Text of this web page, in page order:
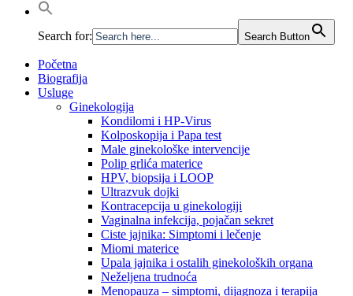
Search for: Search Button
Početna
Biografija
Usluge
Ginekologija
Kondilomi i HP-Virus
Kolposkopija i Papa test
Male ginekološke intervencije
Polip grlića materice
HPV, biopsija i LOOP
Ultrazvuk dojki
Kontracepcija u ginekologiji
Vaginalna infekcija, pojačan sekret
Ciste jajnika: Simptomi i lečenje
Miomi materice
Upala jajnika i ostalih ginekoloških organa
Neželjena trudnoća
Menopauza – simptomi, dijagnoza i terapija